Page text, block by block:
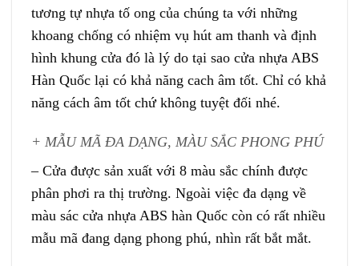
tương tự nhựa tố ong của chúng ta với những
khoang chống có nhiệm vụ hút am thanh và định
hình khung cửa đó là lý do tại sao cửa nhựa ABS
Hàn Quốc lại có khả năng cach âm tốt. Chỉ có khả
năng cách âm tốt chứ không tuyệt đối nhé.
+ MẪU MÃ ĐA DẠNG, MÀU SẮC PHONG PHÚ
– Cửa được sản xuất với 8 màu sắc chính được
phân phơi ra thị trường. Ngoài việc đa dạng về
màu sác cửa nhựa ABS hàn Quốc còn có rất nhiều
mẫu mã đang dạng phong phú, nhìn rất bắt mắt.